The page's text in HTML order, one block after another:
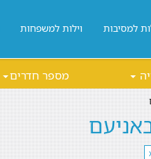
למסיבות וילות למשפחות
מספר חדרים